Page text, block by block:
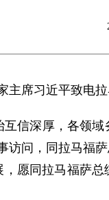
主席习近平致电
信深厚，各领
访问，同拉马福
愿同拉马福萨